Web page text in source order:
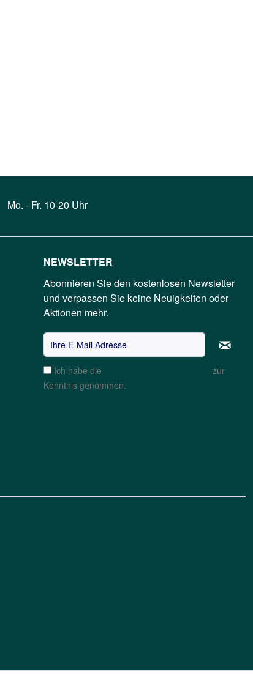
Mo. - Fr. 10-20 Uhr
NEWSLETTER
Abonnieren Sie den kostenlosen Newsletter
und verpassen Sie keine Neuigkeiten oder
Aktionen mehr.
Ich habe die
zur
Kenntnis genommen.